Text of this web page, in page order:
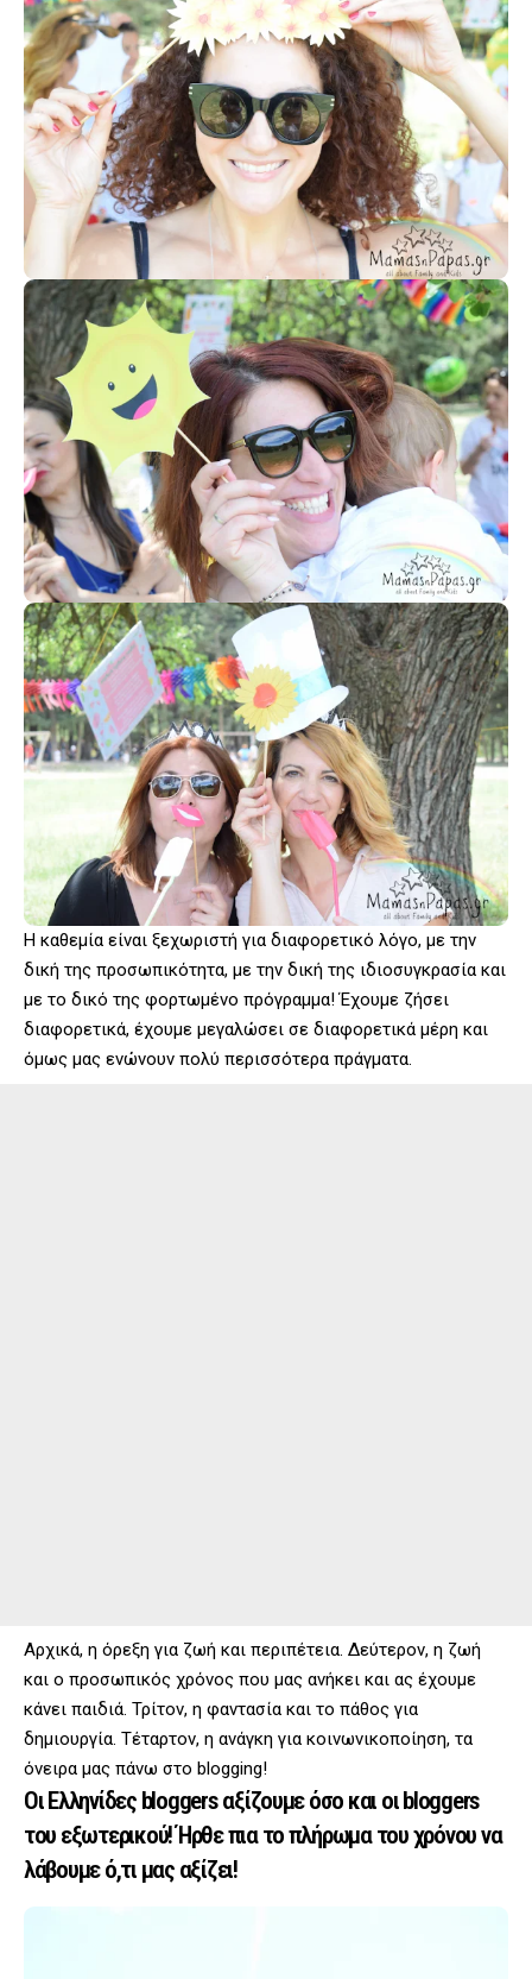
Η καθεμία είναι ξεχωριστή για διαφορετικό λόγο, με την
δική της προσωπικότητα, με την δική της ιδιοσυγκρασία και
με το δικό της φορτωμένο πρόγραμμα! Έχουμε ζήσει
διαφορετικά, έχουμε μεγαλώσει σε διαφορετικά μέρη και
όμως μας ενώνουν πολύ περισσότερα πράγματα.
Αρχικά, η όρεξη για ζωή και περιπέτεια. Δεύτερον, η ζωή
και ο προσωπικός χρόνος που μας ανήκει και ας έχουμε
κάνει παιδιά. Τρίτον, η φαντασία και το πάθος για
δημιουργία. Τέταρτον, η ανάγκη για κοινωνικοποίηση, τα
όνειρα μας πάνω στο blogging!
Οι Ελληνίδες bloggers αξίζουμε όσο και οι bloggers
του εξωτερικού! Ήρθε πια το πλήρωμα του χρόνου να
λάβουμε ό,τι μας αξίζει!